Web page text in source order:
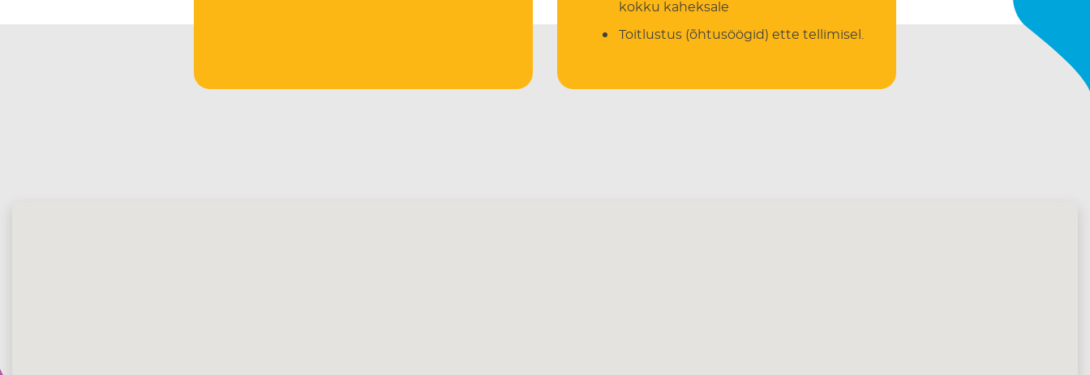
kokku kaheksale
Toitlustus (õhtusöögid) ette tellimisel.